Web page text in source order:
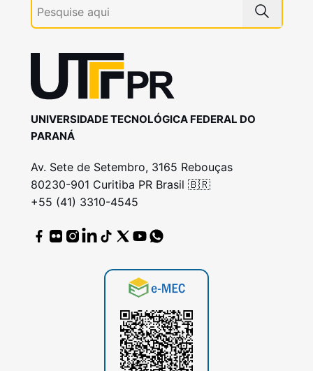
UNIVERSIDADE TECNOLÓGICA FEDERAL DO
PARANÁ
Av. Sete de Setembro, 3165 Rebouças
80230-901 Curitiba PR Brasil 🇧🇷
+55 (41) 3310-4545